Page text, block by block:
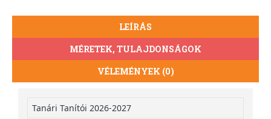
LEÍRÁS
MÉRETEK, TULAJDONSÁGOK
VÉLEMÉNYEK (0)
Tanári Tanítói 2026-2027